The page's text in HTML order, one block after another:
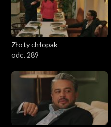
Złoty chłopak
odc. 289